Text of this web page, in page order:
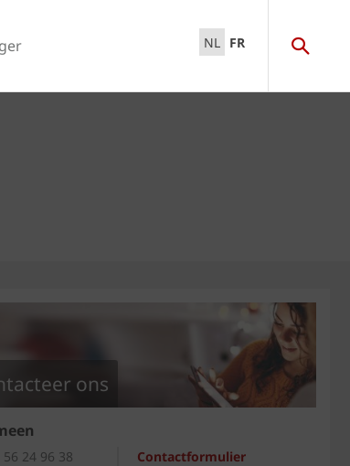
NL FR
ons
Contactformulier
56 24 96 38